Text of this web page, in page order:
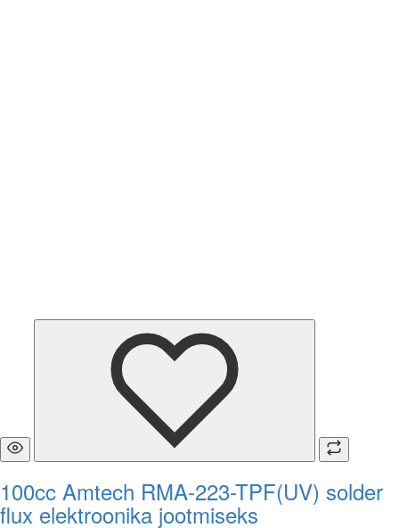
100cc Amtech RMA-223-TPF(UV) solder
flux elektroonika jootmiseks